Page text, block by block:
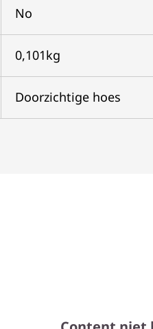
No
0,101kg
Doorzichtige hoes